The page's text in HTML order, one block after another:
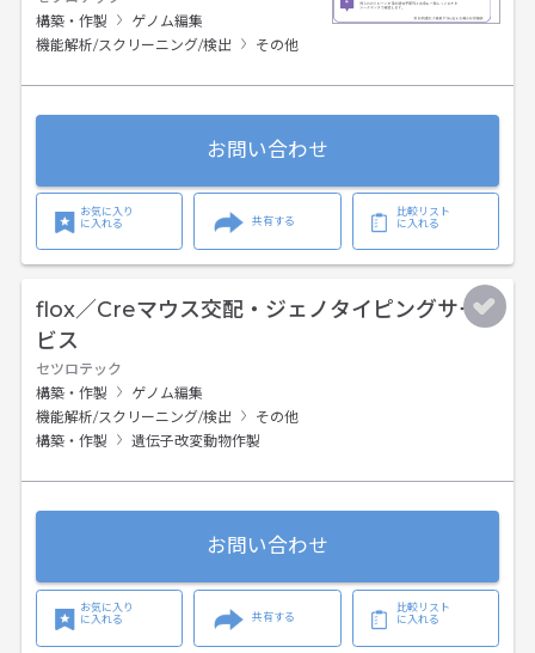
構築・作製
ゲノム編集
機能解析/スクリーニング/検出
その他
お問い合わせ
お気に入り
に入れる
共有する
比較リスト
に入れる
flox／Creマウス交配・ジェノタイピングサー
ビス
セツロテック
構築・作製
ゲノム編集
機能解析/スクリーニング/検出
その他
構築・作製
遺伝子改変動物作製
お問い合わせ
お気に入り
に入れる
共有する
比較リスト
に入れる